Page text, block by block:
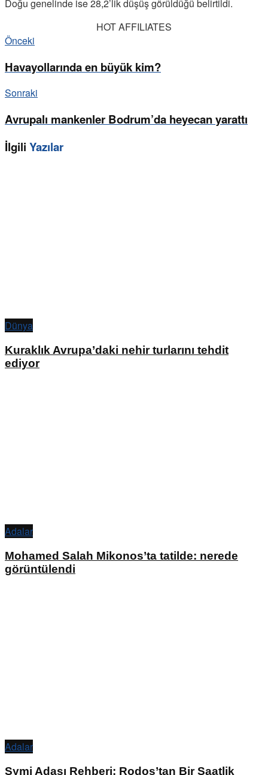
Doğu genelinde ise 28,2’lik düşüş görüldüğü belirtildi.
HOT AFFILIATES
Önceki
Havayollarında en büyük kim?
Sonraki
Avrupalı mankenler Bodrum’da heyecan yarattı
İlgili Yazılar
Dünya
Kuraklık Avrupa’daki nehir turlarını tehdit
ediyor
Adalar
Mohamed Salah Mikonos’ta tatilde: nerede
görüntülendi
Adalar
Symi Adası Rehberi: Rodos’tan Bir Saatlik